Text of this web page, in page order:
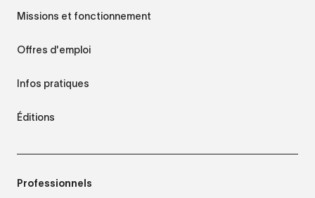
Missions et fonctionnement
Offres d'emploi
Infos pratiques
Éditions
Professionnels